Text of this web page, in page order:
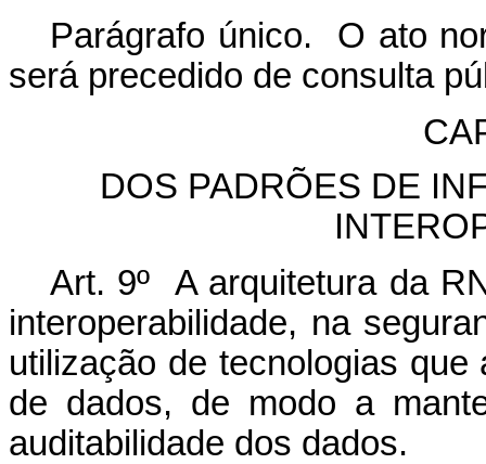
Parágrafo único. O ato
será precedido de consulta
DOS PADRÕES DE
Art. 9º A arquitetura da
interoperabilidade, na
utilização de tecnologias
de dados, de modo a
auditabilidade dos dados.